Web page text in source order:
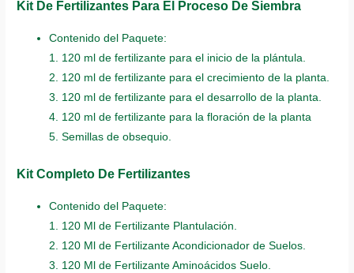
Kit De Fertilizantes Para El Proceso De Siembra
Contenido del Paquete:
1. 120 ml de fertilizante para el inicio de la plántula.
2. 120 ml de fertilizante para el crecimiento de la planta.
3. 120 ml de fertilizante para el desarrollo de la planta.
4. 120 ml de fertilizante para la floración de la planta
5. Semillas de obsequio.
Kit Completo De Fertilizantes
Contenido del Paquete:
1. 120 Ml de Fertilizante Plantulación.
2. 120 Ml de Fertilizante Acondicionador de Suelos.
3. 120 Ml de Fertilizante Aminoácidos Suelo.